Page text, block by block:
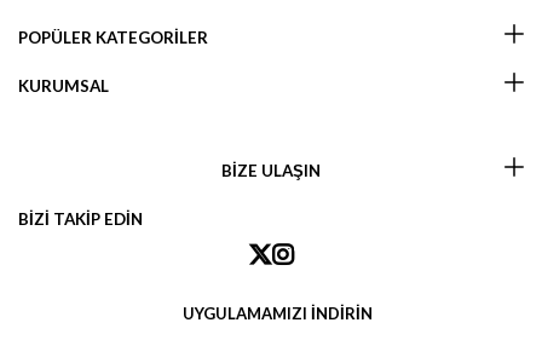
POPÜLER KATEGORİLER
KURUMSAL
BİZE ULAŞIN
BİZİ TAKİP EDİN
UYGULAMAMIZI İNDİRİN